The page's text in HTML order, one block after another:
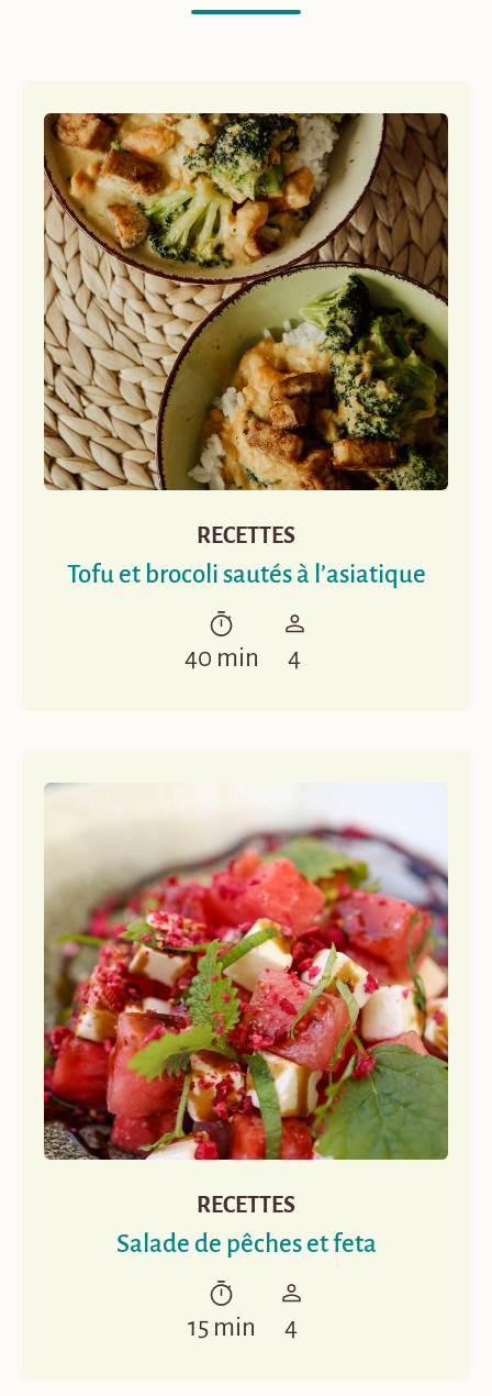
RECETTES
Tofu et brocoli sautés à l’asiatique
40 min 4
RECETTES
Salade de pêches et feta
15 min 4